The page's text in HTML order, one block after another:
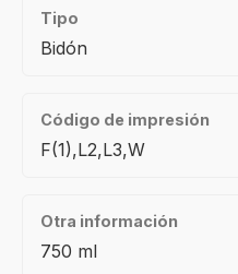
Tipo
Bidón
Código de impresión
F(1),L2,L3,W
Otra información
750 ml